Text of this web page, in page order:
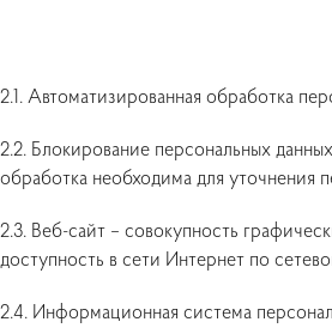
2.1. Автоматизированная обработка
2.2. Блокирование персональных
обработка необходима для уточнения
2.3. Веб-сайт – совокупность
доступность в сети Интернет по
2.4. Информационная система